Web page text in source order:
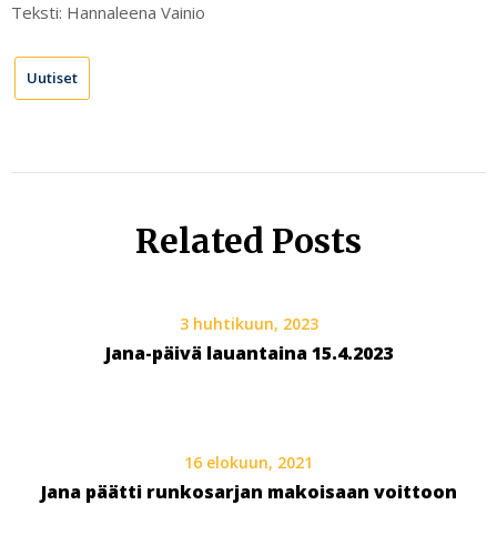
Teksti: Hannaleena Vainio
Uutiset
Related Posts
3 huhtikuun, 2023
Jana-päivä lauantaina 15.4.2023
16 elokuun, 2021
Jana päätti runkosarjan makoisaan voittoon